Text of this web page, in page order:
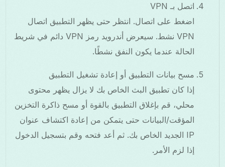
اتصل بـ VPN
اضغط على اتصال. انتظر حتى يظهر التطبيق اتصال
VPN نشط. سيعرض أندرويد رمز VPN دائم في شريط
الحالة عندما يكون النفق نشطًا.
مسح بيانات التطبيق أو إعادة تشغيل التطبيق
إذا كان تطبيق البث الخاص بك لا يزال يظهر محتوى
محلي، قم بإغلاق التطبيق بالقوة أو مسح ذاكرة التخزين
المؤقت/البيانات حتى يتمكن من إعادة اكتشاف عنوان
IP الجديد الخاص بك. ثم أعد فتحه وقم بتسجيل الدخول
إذا لزم الأمر.